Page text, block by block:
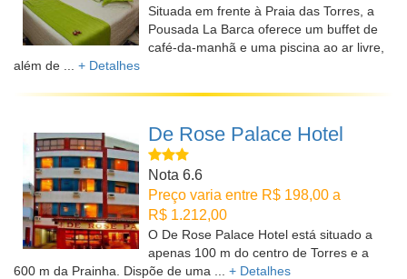
Situada em frente à Praia das Torres, a
Pousada La Barca oferece um buffet de
café-da-manhã e uma piscina ao ar livre,
além de ... + Detalhes
De Rose Palace Hotel
Nota 6.6
Preço varia entre R$ 198,00 a
R$ 1.212,00
O De Rose Palace Hotel está situado a
apenas 100 m do centro de Torres e a
600 m da Prainha. Dispõe de uma ... + Detalhes